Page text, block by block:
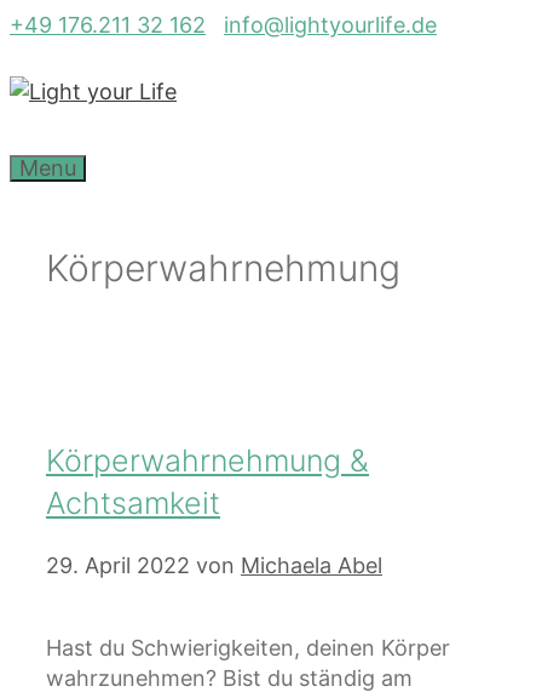
Zum
springen
+49 176.211 32 162 info@lightyourlife.de
Menu
Körperwahrnehmung
Körperwahrnehmung &
Achtsamkeit
29. April 2022 von Michaela Abel
Hast du Schwierigkeiten, deinen Körper
wahrzunehmen? Bist du ständig am